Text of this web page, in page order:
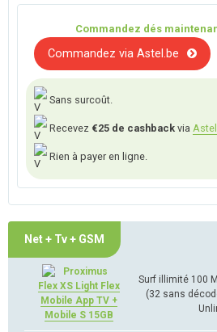
Commandez dés
Commandez via Astel.be
Sans surcoût.
Recevez €25 de cashback via Astel
Rien à payer en ligne.
Net + Tv + GSM
Flex XS Light Flex
Mobile App TV +
Mobile S 15GB
Surf illimité 100
(32 sans